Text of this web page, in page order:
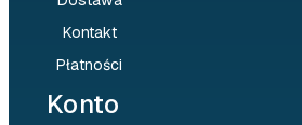
Kontakt
Płatności
Konto